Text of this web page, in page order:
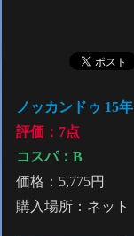
ノッカンドゥ 15
評価：7点
コスパ：B
価格：5,775円
購入場所：ネット